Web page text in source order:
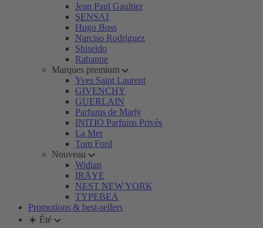
Jean Paul Gaultier
SENSAI
Hugo Boss
Narciso Rodriguez
Shiseido
Rabanne
Marques premium
Yves Saint Laurent
GIVENCHY
GUERLAIN
Parfums de Marly
INITIO Parfums Privés
La Mer
Tom Ford
Nouveau
Widian
IRÄYE
NEST NEW YORK
TYPEBEA
Promotions & best-sellers
☀️ Été